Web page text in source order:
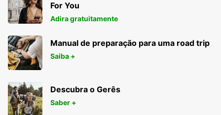
For You
Adira gratuitamente
Manual de preparação para uma road trip
Saiba +
Descubra o Gerês
Saber +